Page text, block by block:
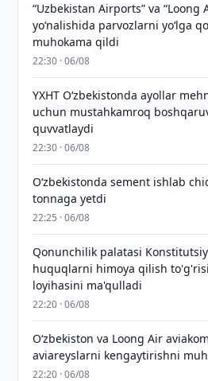
“Uzbekistan Airports” va “Loong
yo‘nalishida parvozlarni yo‘lga
muhokama qildi
22:30 · 06/08
YXHT O‘zbekistonda ayollar
uchun mustahkamroq
quvvatlaydi
22:30 · 06/08
O‘zbekistonda sement ishlab
tonnaga yetdi
22:25 · 06/08
Qonunchilik palatasi
huquqlarni himoya qilish
loyihasini ma'qulladi
22:20 · 06/08
Oʻzbekiston va Loong Air
aviareyslarni kengaytirishni
22:20 · 06/08